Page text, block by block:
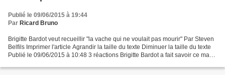
Publié le 09/06/2015 à 19:44
Par Ricard Bruno
Brigitte Bardot veut recueillir "la vache qui ne voulait pas mourir" Par Steven
Belfils Imprimer l'article Agrandir la taille du texte Diminuer la taille du texte
Publié le 09/06/2015 à 10:48 3 réactions Brigitte Bardot a fait savoir ce mardi